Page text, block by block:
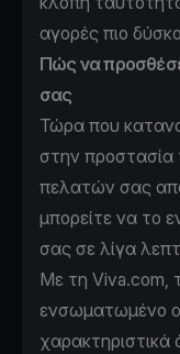
αγορές πιο
Πώς να
σας
Τώρα που
στην προστασία
πελατών σας
μπορείτε να το
σας σε λίγα
Με τη Viva.com,
ενσωματωμένο